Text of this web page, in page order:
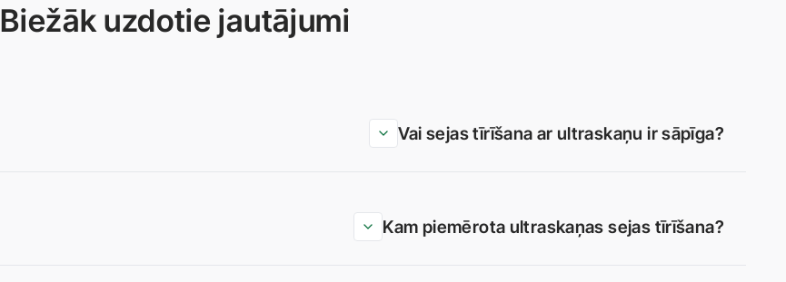
Biežāk uzdotie jautājumi
Vai sejas tīrīšana ar ultraskaņu ir sāpīga?
Kam piemērota ultraskaņas sejas tīrīšana?